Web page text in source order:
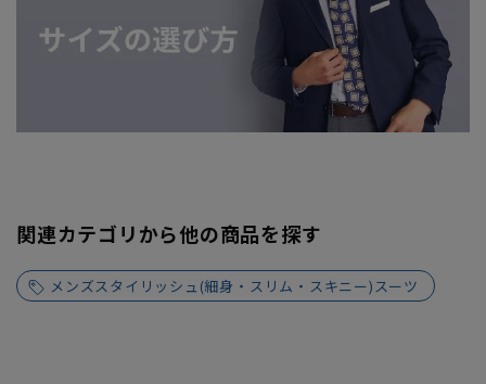
関連カテゴリから他の商品を探す
メンズスタイリッシュ(細身・スリム・スキニー)スーツ